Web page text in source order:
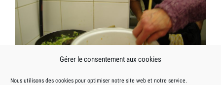
Gérer le consentement aux cookies
Nous utilisons des cookies pour optimiser notre site web et notre service.
Posté
VRACle
18 juillet 2017dans
Actualités